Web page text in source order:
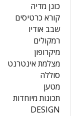
כונן מדיה
קורא כרטיסים
שבב אודיו
רמקולים
מיקרופון
מצלמת אינטרנט
סוללה
מטען
תכונות מיוחדות
DESIGN